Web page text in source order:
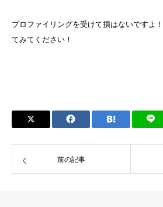
プロファイリングを受けて損はないですよ
てみてください！
前の記事